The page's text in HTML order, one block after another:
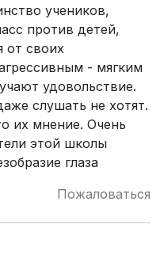
учеников,
против детей,
от своих
- мягким
удовольствие.
слушать не хотят.
их мнение. Очень
этой школы
глаза
Пожаловаться